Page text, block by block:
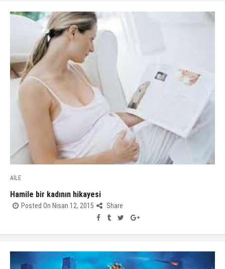
AİLE
Hamile bir kadının hikayesi
Posted On Nisan 12, 2015 Share